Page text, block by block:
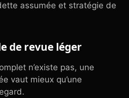
assumée et stratégie de
de revue léger
n’existe pas, une
vaut mieux qu’une